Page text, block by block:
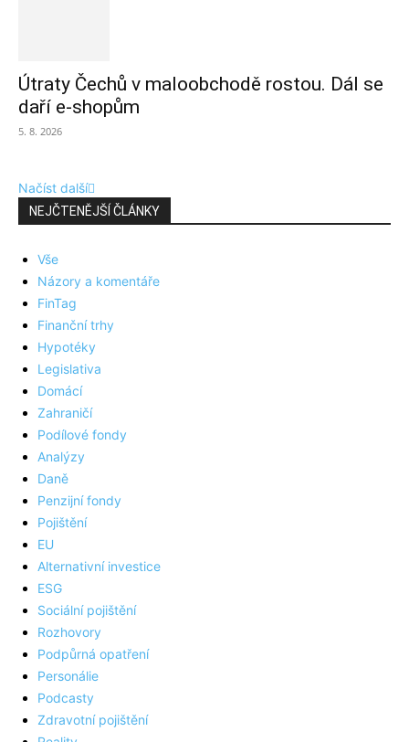
Útraty Čechů v maloobchodě rostou. Dál se
daří e-shopům
5. 8. 2026
Načíst další
NEJČTENĚJŠÍ ČLÁNKY
Vše
Názory a komentáře
FinTag
Finanční trhy
Hypotéky
Legislativa
Domácí
Zahraničí
Podílové fondy
Analýzy
Daně
Penzijní fondy
Pojištění
EU
Alternativní investice
ESG
Sociální pojištění
Rozhovory
Podpůrná opatření
Personálie
Podcasty
Zdravotní pojištění